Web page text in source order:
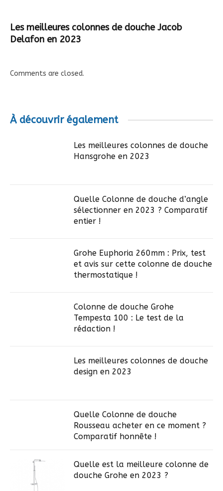
Les meilleures colonnes de douche Jacob
Delafon en 2023
Comments are closed.
À découvrir également
Les meilleures colonnes de douche
Hansgrohe en 2023
Quelle Colonne de douche d’angle
sélectionner en 2023 ? Comparatif
entier !
Grohe Euphoria 260mm : Prix, test
et avis sur cette colonne de douche
thermostatique !
Colonne de douche Grohe
Tempesta 100 : Le test de la
rédaction !
Les meilleures colonnes de douche
design en 2023
Quelle Colonne de douche
Rousseau acheter en ce moment ?
Comparatif honnête !
Quelle est la meilleure colonne de
douche Grohe en 2023 ?